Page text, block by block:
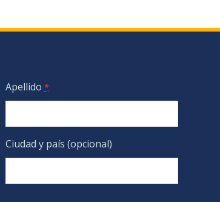
Apellido *
Ciudad y país (opcional)